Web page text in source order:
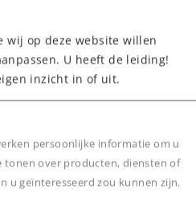
verpakking van 5
wij op deze website willen
U heeft de leiding!
inzicht in of uit.
persoonlijke informatie om u
tonen over producten, diensten of
u geïnteresseerd zou kunnen zijn.